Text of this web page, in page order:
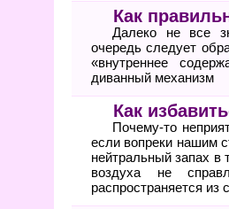
Как
Далеко не все
очередь следует
«внутреннее
диванный механизм
Как
Почему-то
если вопреки нашим
нейтральный запах в
воздуха не
распространяется из